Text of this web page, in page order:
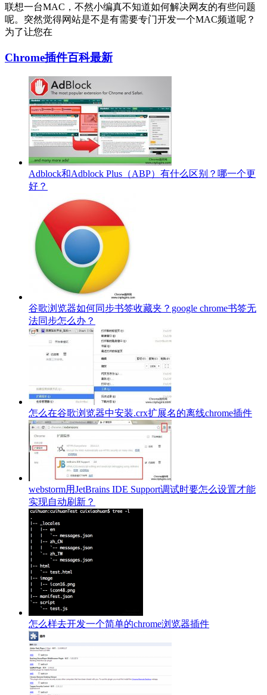
联想一台MAC，不然小编真不知道如何解决网友的有些问题
呢。突然觉得网站是不是有需要专门开发一个MAC频道呢？
为了让您在
Chrome插件百科最新
Adblock和Adblock Plus（ABP）有什么区别？哪一个更
好？
谷歌浏览器如何同步书签收藏夹？google chrome书签无
法同步怎么办？
怎么在谷歌浏览器中安装.crx扩展名的离线chrome插件
webstorm用JetBrains IDE Support调试时要怎么设置才能
实现自动刷新？
怎么样去开发一个简单的chrome浏览器插件